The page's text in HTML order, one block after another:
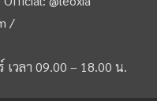
/
เวลา 09.00 – 18.00 น.